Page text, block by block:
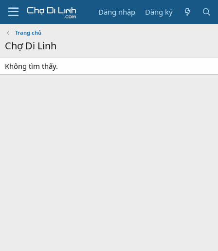
Đăng nhập Đăng ký
Trang chủ
Chợ Di Linh
Không tìm thấy.